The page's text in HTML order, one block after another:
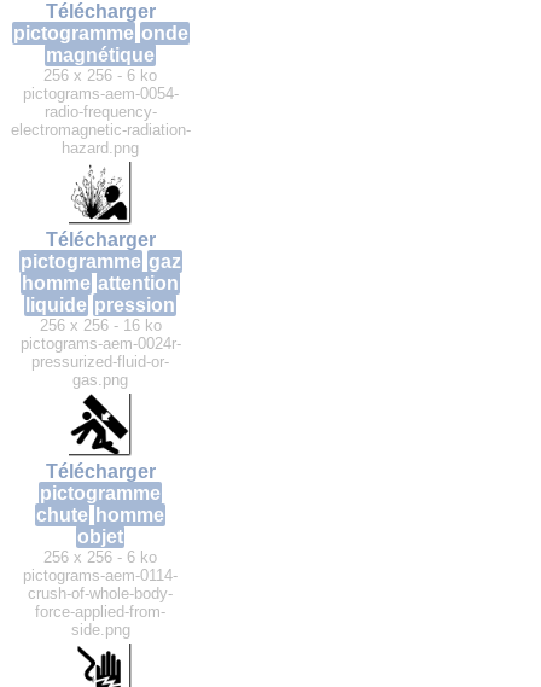
Télécharger
pictogramme onde
magnétique
256 x 256 - 6 ko
pictograms-aem-0054-
radio-frequency-
electromagnetic-radiation-
hazard.png
Télécharger
pictogramme gaz
homme attention
liquide pression
256 x 256 - 16 ko
pictograms-aem-0024r-
pressurized-fluid-or-
gas.png
Télécharger
pictogramme
chute homme
objet
256 x 256 - 6 ko
pictograms-aem-0114-
crush-of-whole-body-
force-applied-from-
side.png